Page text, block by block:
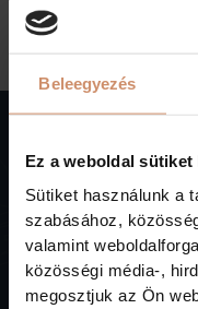
Beleegyezés
Ez a weboldal sütiket
Sütiket használunk a
szabásához,
valamint
közösségi média-,
megosztjuk az Ön
hogy friss
küldhessünk